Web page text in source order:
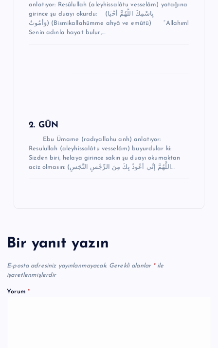
anlatıyor: Resûlullah (aleyhissalâtu vesselâm) yatağına
girince şu duayı okurdu: (بِاسْمِكَ اللَّهُمَّ أحْيَا
وَأمُوتُ) (Bismikallahümme ahyâ ve emûtü) “Allahım!
Senin adınla hayat bulur,…
2. GÜN
Ebu Ümame (radıyallahu anh) anlatıyor:
Resulullah (aleyhissalâtu vesselâm) buyurdular ki:
Sizden biri, helaya girince sakın şu duayı okumaktan
aciz olmasın: (اللَّهُمَّ إنِّي أعُوذُ بِكَ مِنَ الرِّجْسِ النَّجَسِ…
Bir yanıt yazın
E-posta adresiniz yayınlanmayacak. Gerekli alanlar *ile
işaretlenmişlerdir
Yorum *